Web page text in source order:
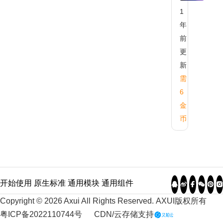
1
年
前
更
新
需
6
金
币
开始使用 原生标准 通用模块 通用组件
Copyright © 2026 Axui All Rights Reserved. AXUI 版权所有
粤ICP备2022110744号
CDN/云存储支持